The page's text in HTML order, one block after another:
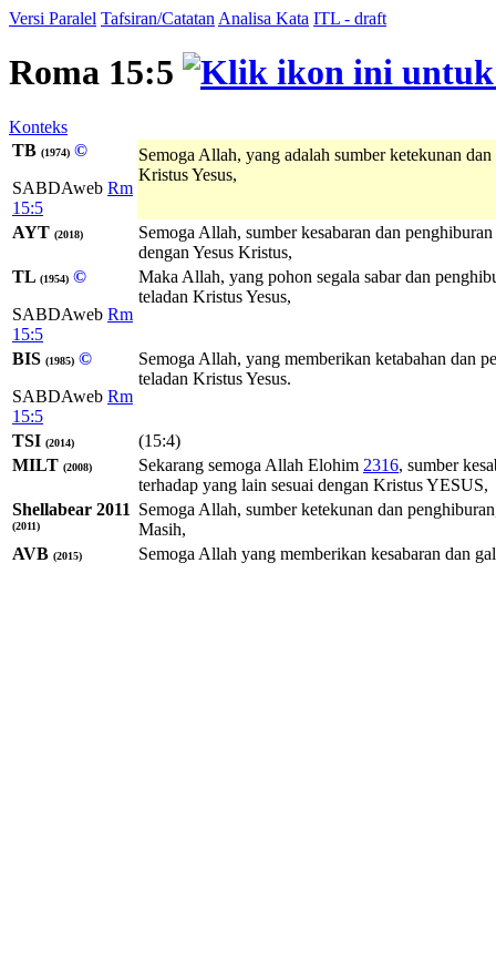
Versi Paralel Tafsiran/Catatan Analisa Kata ITL - draft
Roma 15:5
Konteks
TB (1974) ©
SABDAweb Rm
15:5
Semoga Allah, yang adalah sumber ketekunan
Kristus Yesus,
AYT (2018)
Semoga Allah, sumber kesabaran dan
dengan Yesus Kristus,
TL (1954) ©
SABDAweb Rm
15:5
Maka Allah, yang pohon segala sabar dan
teladan Kristus Yesus,
BIS (1985) ©
SABDAweb Rm
15:5
Semoga Allah, yang memberikan ketabahan dan
teladan Kristus Yesus.
TSI (2014)
(15:4)
MILT (2008) Sekarang semoga Allah Elohim 2316, sumber
terhadap yang lain sesuai dengan Kristus YESUS,
Shellabear 2011
(2011)
Semoga Allah, sumber ketekunan dan
Masih,
AVB (2015) Semoga Allah yang memberikan kesabaran dan